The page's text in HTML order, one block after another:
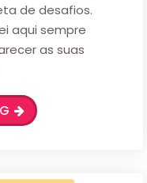
de desafios.
aqui sempre
as suas